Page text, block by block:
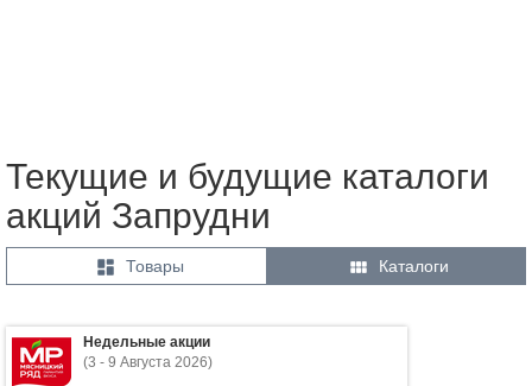
Текущие и будущие каталоги
акций Запрудни
 Товары  Каталоги
Недельные акции
(3 - 9 Августа 2026)